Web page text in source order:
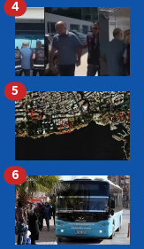
4
5
6